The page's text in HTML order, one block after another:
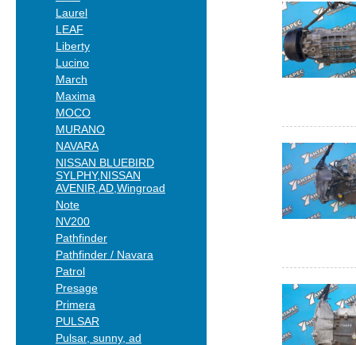
Laurel
LEAF
Liberty
Lucino
March
Maxima
MOCO
MURANO
NAVARA
NISSAN BLUEBIRD
SYLPHY,NISSAN
AVENIR,AD,Wingroad
Note
NV200
Pathfinder
Pathfinder / Navara
Patrol
Presage
Primera
PULSAR
Pulsar, sunny, ad